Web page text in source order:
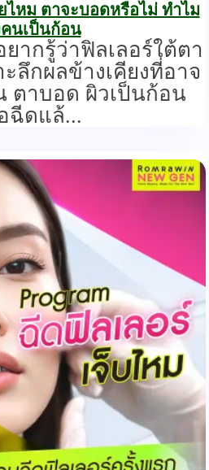
ไหม ตาจะบอดหรือไม่ ทำไม
นเป็นก้อน
ากรู้ว่าฟิลเลอร์ใต้ตา
ลึกผลข้างเคียงที่อาจ
ตาบอด ผิวเป็นก้อน
ฉีดแล้...